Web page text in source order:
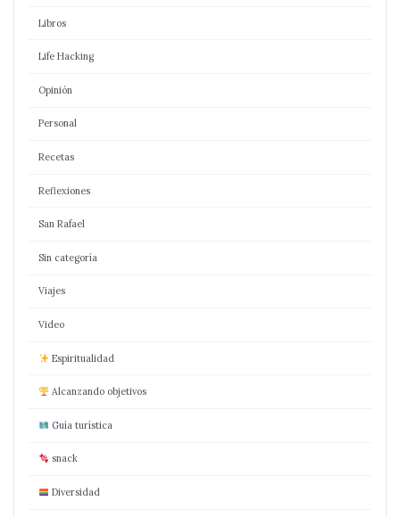
Libros
Life Hacking
Opinión
Personal
Recetas
Reflexiones
San Rafael
Sin categoría
Viajes
Video
Espiritualidad
Alcanzando objetivos
Guía turística
snack
Diversidad